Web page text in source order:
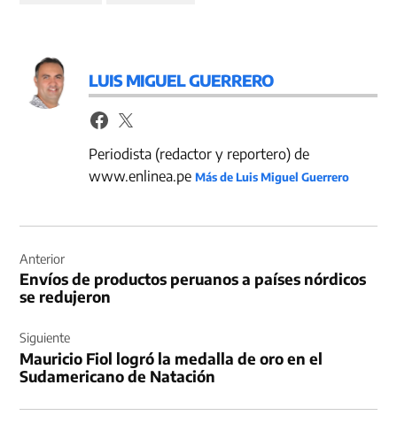
LUIS MIGUEL GUERRERO
Periodista (redactor y reportero) de
www.enlinea.peMás de Luis Miguel Guerrero
de
entradas
Anterior
Envíos de productos peruanos a países nórdicos
se redujeron
Siguiente
Mauricio Fiol logró la medalla de oro en el
Sudamericano de Natación